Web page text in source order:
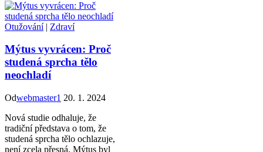
Otužování| Zdraví
Mýtus vyvrácen: Proč
studená sprcha tělo
neochladí
Odwebmaster1 20. 1. 2024
Nová studie odhaluje, že
tradiční představa o tom, že
studená sprcha tělo ochlazuje,
není zcela přesná. Mýtus byl